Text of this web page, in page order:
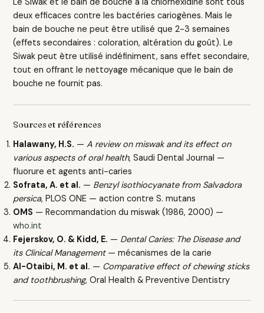
Le Siwak et le bain de bouche à la chlorhexidine sont tous
deux efficaces contre les bactéries cariogènes. Mais le
bain de bouche ne peut être utilisé que 2-3 semaines
(effets secondaires : coloration, altération du goût). Le
Siwak peut être utilisé indéfiniment, sans effet secondaire,
tout en offrant le nettoyage mécanique que le bain de
bouche ne fournit pas.
Sources et références
Halawany, H.S. —A review on miswak and its effect on
various aspects of oral health, Saudi Dental Journal —
fluorure et agents anti-caries
Sofrata, A. et al. — Benzyl isothiocyanate from Salvadora
persica, PLOS ONE — action contre S. mutans
OMS — Recommandation du miswak (1986, 2000) —
who.int
Fejerskov, O. & Kidd, E. — Dental Caries: The Disease and
its Clinical Management— mécanismes de la carie
Al-Otaibi, M. et al. — Comparative effect of chewing sticks
and toothbrushing, Oral Health & Preventive Dentistry